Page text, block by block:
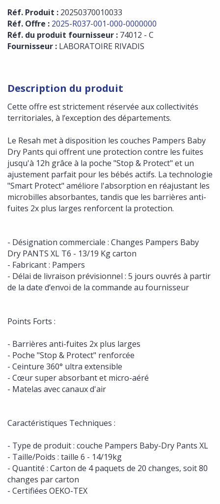
Réf. Produit : 20250370010033
Réf. Offre : 2025-R037-001-000-0000000
Réf. du produit fournisseur : 74012 - C
Fournisseur : LABORATOIRE RIVADIS
Description du produit
Cette offre est strictement réservée aux collectivités
territoriales, à l’exception des départements.
Le Resah met à disposition les couches Pampers Baby
Dry Pants qui offrent une protection contre les fuites
jusqu'à 12h grâce à la poche "Stop & Protect" et un
ajustement parfait pour les bébés actifs. La technologie
"Smart Protect" améliore l'absorption en réajustant les
microbilles absorbantes, tandis que les barrières anti-
fuites 2x plus larges renforcent la protection.
- Désignation commerciale : Changes Pampers Baby
Dry PANTS XL T6 - 13/19 Kg carton
- Fabricant : Pampers
- Délai de livraison prévisionnel : 5 jours ouvrés à partir
de la date d’envoi de la commande au fournisseur
Points Forts :
- Barrières anti-fuites 2x plus larges
- Poche "Stop & Protect" renforcée
- Ceinture 360° ultra extensible
- Cœur super absorbant et micro-aéré
- Matelas avec canaux d'air
Caractéristiques Techniques :
- Type de produit : couche Pampers Baby-Dry Pants XL
- Taille/Poids : taille 6 - 14/19kg
- Quantité : Carton de 4 paquets de 20 changes, soit 80
changes par carton
- Certifiées OEKO-TEX